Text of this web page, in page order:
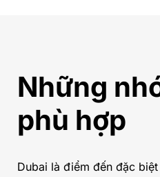
Những
phù hợp
Dubai là điểm đến đặc